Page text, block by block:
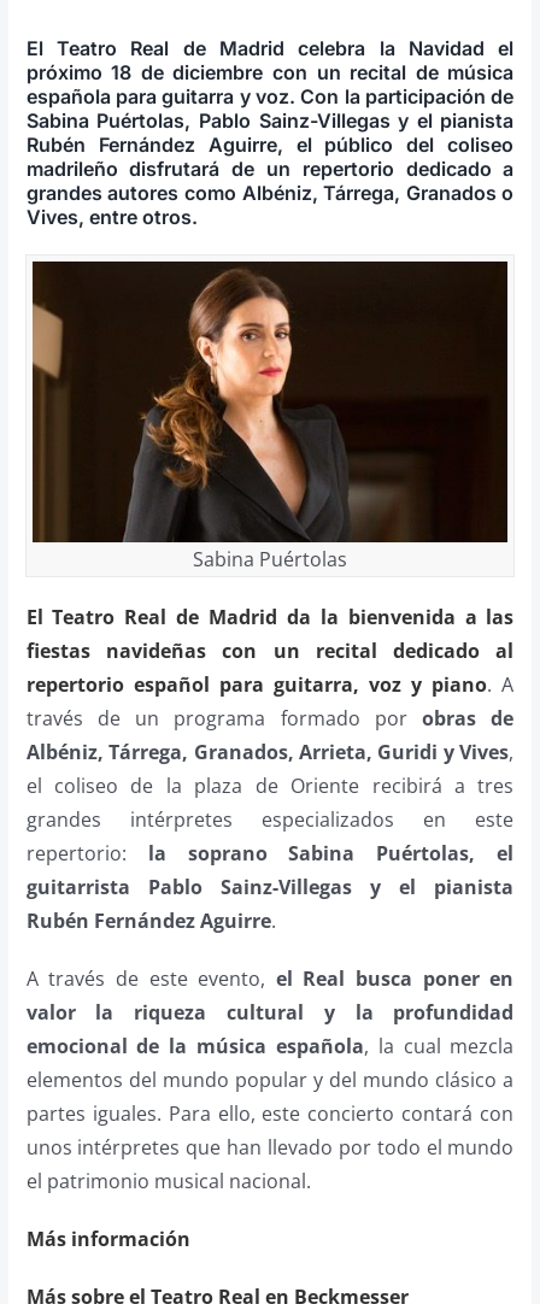
El Teatro Real de Madrid celebra la Navidad el
próximo 18 de diciembre con un recital de música
española para guitarra y voz. Con la participación de
Sabina Puértolas, Pablo Sainz-Villegas y el pianista
Rubén Fernández Aguirre, el público del coliseo
madrileño disfrutará de un repertorio dedicado a
grandes autores como Albéniz, Tárrega, Granados o
Vives, entre otros.
Sabina Puértolas
El Teatro Real de Madrid da la bienvenida a las
fiestas navideñas con un recital dedicado al
repertorio español para guitarra, voz y piano. A
través de un programa formado porobras de
Albéniz, Tárrega, Granados, Arrieta, Guridi y Vives,
el coliseo de la plaza de Oriente recibirá a tres
grandes intérpretes especializados en este
repertorio: la soprano Sabina Puértolas, el
guitarrista Pablo Sainz-Villegas y el pianista
Rubén Fernández Aguirre.
A través de este evento, el Real busca poner en
valor la riqueza cultural y la profundidad
emocional de la música española, la cual mezcla
elementos del mundo popular y del mundo clásico a
partes iguales. Para ello, este concierto contará con
unos intérpretes que han llevado por todo el mundo
el patrimonio musical nacional.
Más información
Más sobre el Teatro Real en Beckmesser